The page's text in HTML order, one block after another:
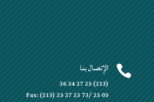
 الإتصال بنا
(213) 25 27 24 36
Fax: (213) 25 27 23 73/ 25 05